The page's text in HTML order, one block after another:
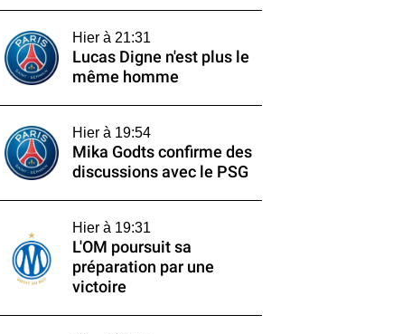
Hier à 21:31
Lucas Digne n'est plus le
même homme
Hier à 19:54
Mika Godts confirme des
discussions avec le PSG
Hier à 19:31
L'OM poursuit sa
préparation par une
victoire